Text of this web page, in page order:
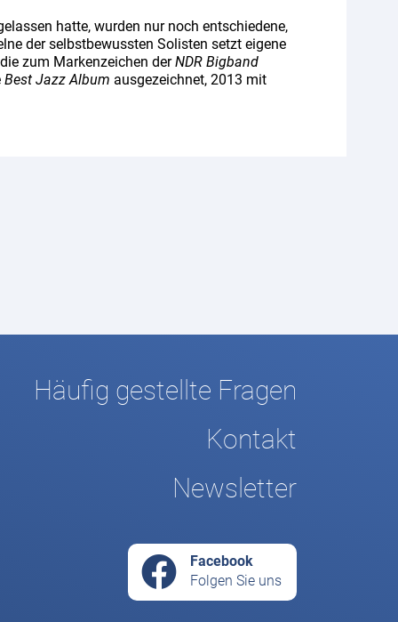
hatte, wurden nur noch entschiedene,
der selbstbewussten Solisten setzt eigene
zum Markenzeichen derNDR Bigband
Best Jazz Album ausgezeichnet, 2013 mit
Häufig gestellte Fragen
Kontakt
Newsletter
Facebook
Folgen Sie uns